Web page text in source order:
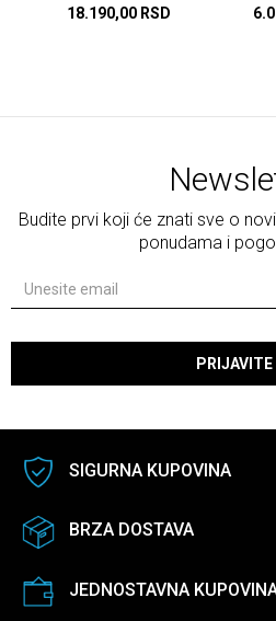
18.190,00 RSD
Budite prvi koji će znati sve o
ponudama i
PRIJAVITE
SIGURNA KUPOVINA
BRZA DOSTAVA
JEDNOSTAVNA